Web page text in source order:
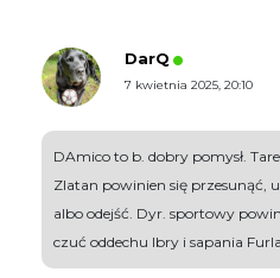
DarQ
7 kwietnia 2025, 20:10
DAmico to b. dobry pomysł.
Zlatan powinien się przesunąć,
albo odejść. Dyr. sportowy
czuć oddechu Ibry i sapania